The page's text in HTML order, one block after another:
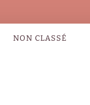
NON CLASSÉ